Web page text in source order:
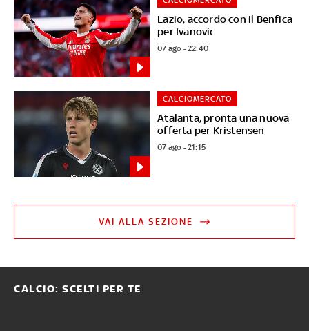
Lazio, accordo con il Benfica
per Ivanovic
07 ago - 22:40
Atalanta, pronta una nuova
offerta per Kristensen
CALCIOMERCATO
07 ago - 21:15
VAI ALLA SEZIONE
CALCIO: SCELTI PER TE